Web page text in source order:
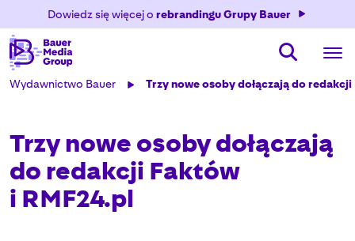
Dowiedz się więcej o rebrandingu Grupy Bauer
Wydawnictwo Bauer Trzy nowe osoby dołączają do
Trzy nowe osoby dołączają
do redakcji Faktów
i RMF24.pl